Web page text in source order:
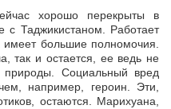
хорошо перекрыты в
с Таджикистаном. Работает
имеет большие полномочия.
так и остается, ее ведь не
природы. Социальный вред
например, героин. Эти,
остаются. Марихуана,